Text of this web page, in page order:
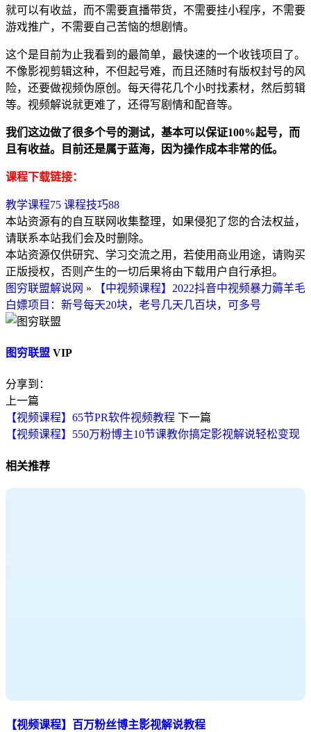
就可以有收益，而不需要直播带货，不需要挂小程序，不需要
游戏推广，不需要自己苦恼的想剧情。
这个是目前为止我看到的最简单，最快速的一个收钱项目了。
不像影视剪辑这种，不但起号难，而且还随时有版权封号的风
险，还要做视频伪原创。每天得花几个小时找素材，然后剪辑
等。视频解说就更难了，还得写剧情和配音等。
我们这边做了很多个号的测试，基本可以保证100%起号，而
且有收益。目前还是属于蓝海，因为操作成本非常的低。
课程下载链接：
教学课程75 课程技巧88
本站资源有的自互联网收集整理，如果侵犯了您的合法权益，
请联系本站我们会及时删除。
本站资源仅供研究、学习交流之用，若使用商业用途，请购买
正版授权，否则产生的一切后果将由下载用户自行承担。
图穷联盟解说网 »
【中视频课程】2022抖音中视频暴力薅羊毛
白嫖项目：新号每天20块，老号几天几百块，可多号
图穷联盟 VIP
分享到：
上一篇
【视频课程】65节PR软件视频教程 下一篇
【视频课程】550万粉博主10节课教你搞定影视解说轻松变现
相关推荐
【视频课程】百万粉丝博主影视解说教程